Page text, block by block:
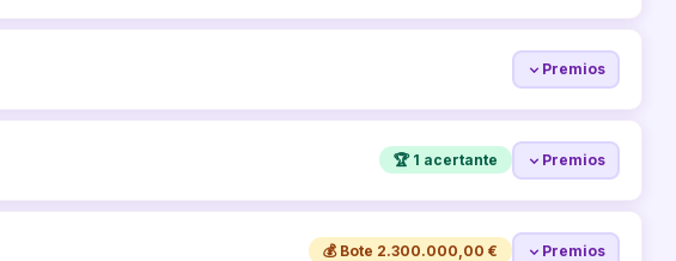
Premios
🏆 1 acertante Premios
💰 Bote 2.300.000,00 € Premios